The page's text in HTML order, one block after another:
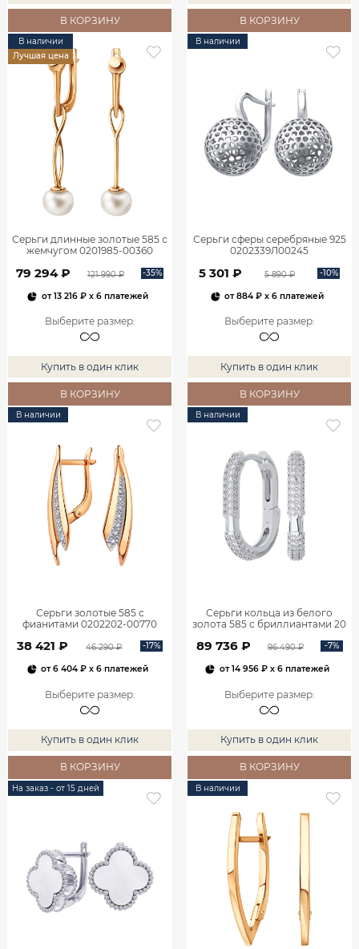
В КОРЗИНУ В КОРЗИНУ
В наличии
Лучшая цена
Серьги длинные золотые 585 с
жемчугом 0201985-00360
79 294 ₽ 121 990 ₽ -35%
от13 216 ₽x 6 платежей
Выберите размер:
Купить в один клик
В КОРЗИНУ
В наличии
Серьги сферы серебряные 925
0202339Л00245
5 301 ₽ 5 890 ₽ -10%
от884 ₽ x 6 платежей
Выберите размер:
Купить в один клик
В КОРЗИНУ
В наличии
Серьги золотые 585 с
фианитами 0202202-00770
38 421 ₽ 46 290 ₽ -17%
от6 404 ₽ x 6 платежей
Выберите размер:
Купить в один клик
В КОРЗИНУ
В наличии
Серьги кольца из белого
золота 585 с бриллиантами 20
89 736 ₽ 96 490 ₽ -7%
от14 956 ₽x 6 платежей
Выберите размер:
Купить в один клик
В КОРЗИНУ
На заказ - от 15 дней В наличии